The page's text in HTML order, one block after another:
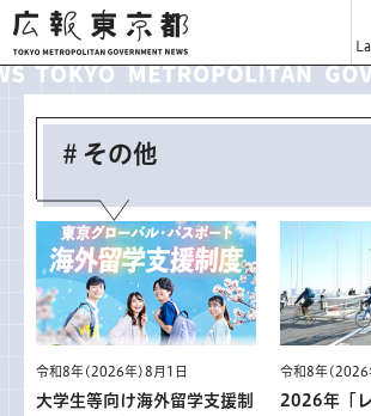
広報東京都
＃その他
令和8年(2026年)8月1日
大学生等向け海外留学支援制
令和8年(2026
2026年「